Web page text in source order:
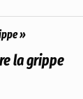
»
la grippe